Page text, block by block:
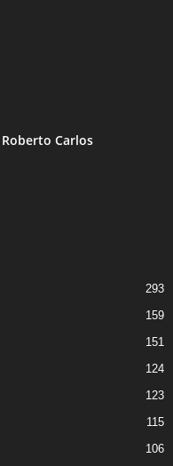
Roberto Carlos
293
159
151
124
123
115
106